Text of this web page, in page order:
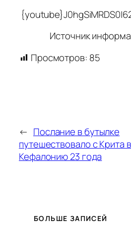
Источник
Просмотров: 85
← Послание в бутылке
путешествовало с Крита в
Кефалонию 23 года
БОЛЬШЕ ЗАПИСЕЙ